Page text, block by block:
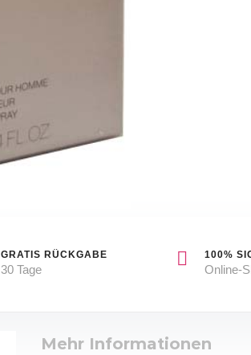
GRATIS RÜCKGABE
30 Tage
100%
Online-
Mehr Informationen